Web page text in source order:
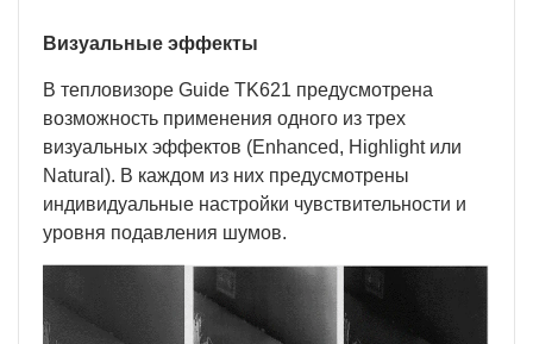
Визуальные эффекты
В тепловизоре Guide TK621 предусмотрена
возможность применения одного из трех
визуальных эффектов (Enhanced, Highlight или
Natural). В каждом из них предусмотрены
индивидуальные настройки чувствительности и
уровня подавления шумов.